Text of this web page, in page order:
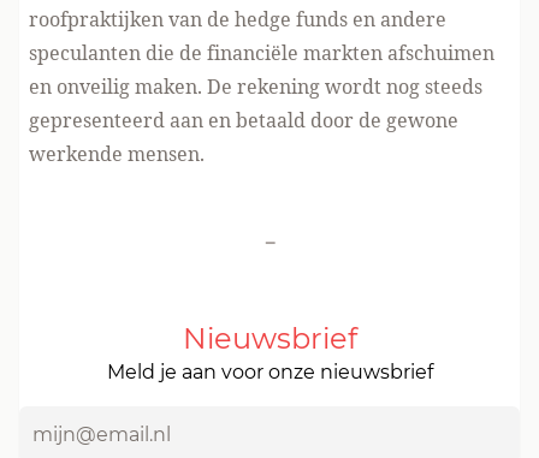
roofpraktijken van de hedge funds en andere
speculanten die de financiële markten afschuimen
en onveilig maken. De rekening wordt nog steeds
gepresenteerd aan en betaald door de gewone
werkende mensen.
-
Nieuwsbrief
Meld je aan voor onze nieuwsbrief